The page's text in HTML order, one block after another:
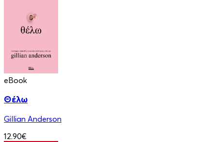
eBook
Θέλω
Gillian Anderson
12.90€